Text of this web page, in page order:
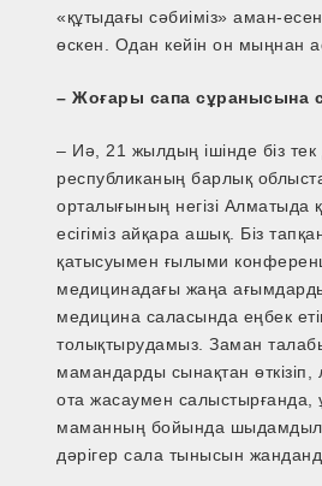
«құтыдағы сәбиіміз» аман-
өскен. Одан кейін он мыңнан
– Жоғары сапа сұранысына
– Иә, 21 жылдың ішінде біз тек
республиканың барлық
орталығының негізі
есігіміз айқара ашық. Біз
қатысуымен ғылыми
медицинадағы жаңа ағымдарды
медицина саласында еңбек
толықтырудамыз. Заман
мамандарды сынақтан
ота жасаумен салыстырғанда,
маманның бойында шыдамдылық
дәрігер сала тынысын